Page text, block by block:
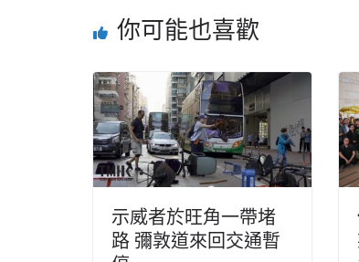
你可能也喜歡
示威者於旺角一帶堵
路 彌敦道來回交通暫